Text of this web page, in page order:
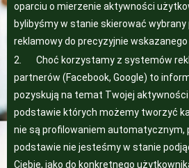
oparciu o mierzenie aktywności
bylibyśmy w stanie skierować wybrany
reklamowy do precyzyjnie wskazanego
2. Choć korzystamy z systemów
partnerów (Facebook, Google) to
pozyskują na temat Twojej aktywności
podstawie których możemy tworzyć
nie są profilowaniem automatycznym,
podstawie nie jesteśmy w stanie
Ciebie, jako do konkretnego